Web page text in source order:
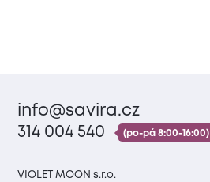
info@savira.cz
314 004 540
(po-pá 8:00-16:00)
VIOLET MOON s.r.o.